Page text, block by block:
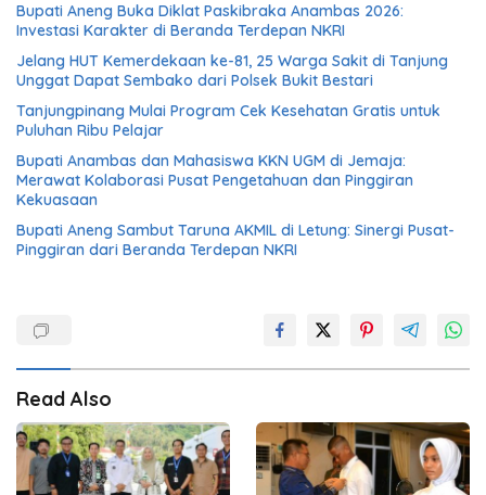
Bupati Aneng Buka Diklat Paskibraka Anambas 2026:
Investasi Karakter di Beranda Terdepan NKRI
Jelang HUT Kemerdekaan ke-81, 25 Warga Sakit di Tanjung
Unggat Dapat Sembako dari Polsek Bukit Bestari
Tanjungpinang Mulai Program Cek Kesehatan Gratis untuk
Puluhan Ribu Pelajar
Bupati Anambas dan Mahasiswa KKN UGM di Jemaja:
Merawat Kolaborasi Pusat Pengetahuan dan Pinggiran
Kekuasaan
Bupati Aneng Sambut Taruna AKMIL di Letung: Sinergi Pusat-
Pinggiran dari Beranda Terdepan NKRI
Read Also